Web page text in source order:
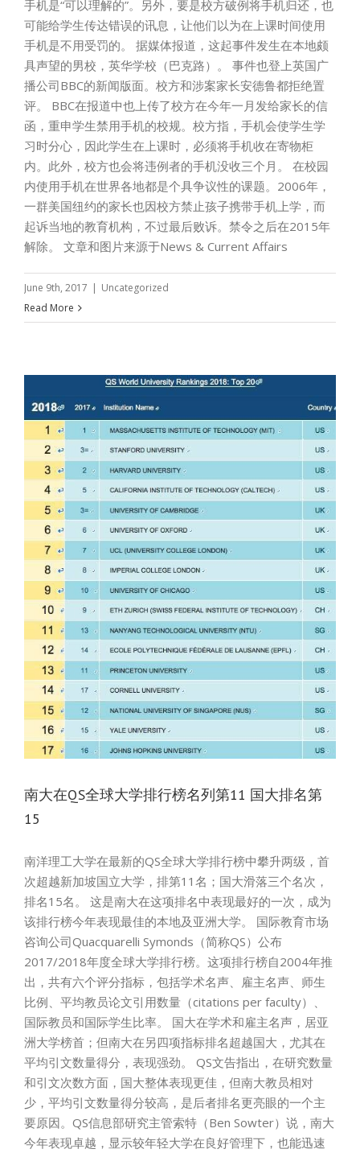
手机是“可以理解的”。另外，要是校方破例将手机归还，也
可能给学生传达错误的讯息，让他们以为在上课时间使用
手机是不用受罚的。 据媒体报道，这起事件发生在本地颇
具声望的男校，英华学校（巴克路）。 事件也登上英国广
播公司BBC的新闻版面。校方和涉案家长安德鲁都拒绝置
评。 BBC在报道中也上传了校方在今年一月发给家长的信
函，重申学生禁用手机的校规。校方指，手机会使学生学
习时分心，因此学生在上课时，必须将手机收在寄物柜
内。此外，校方也会将违例者的手机没收三个月。 在校园
内使用手机在世界各地都是个具争议性的课题。2006年，
一群美国纽约的家长也因校方禁止孩子携带手机上学，而
起诉当地的教育机构，不过最后败诉。禁令之后在2015年
解除。 文章和图片来源于News & Current Affairs
June 9th, 2017 | Uncategorized
Read More
南大在QS全球大学排行榜名列第11 国大排名第
15
南洋理工大学在最新的QS全球大学排行榜中攀升两级，首
次超越新加坡国立大学，排第11名；国大滑落三个名次，
排名15名。 这是南大在这项排名中表现最好的一次，成为
该排行榜今年表现最佳的本地及亚洲大学。 国际教育市场
咨询公司Quacquarelli Symonds（简称QS）公布
2017/2018年度全球大学排行榜。这项排行榜自2004年推
出，共有六个评分指标，包括学术名声、雇主名声、师生
比例、平均教员论文引用数量（citations per faculty）、
国际教员和国际学生比率。 国大在学术和雇主名声，居亚
洲大学榜首；但南大在另四项指标排名超越国大，尤其在
平均引文数量得分，表现强劲。 QS文告指出，在研究数量
和引文次数方面，国大整体表现更佳，但南大教员相对
少，平均引文数量得分较高，是后者排名更亮眼的一个主
要原因。QS信息部研究主管索特（Ben Sowter）说，南大
今年表现卓越，显示较年轻大学在良好管理下，也能迅速